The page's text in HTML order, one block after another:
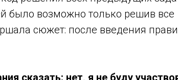
было возможно только решив все
сюжет: после введения
сказать: нет, я не буду